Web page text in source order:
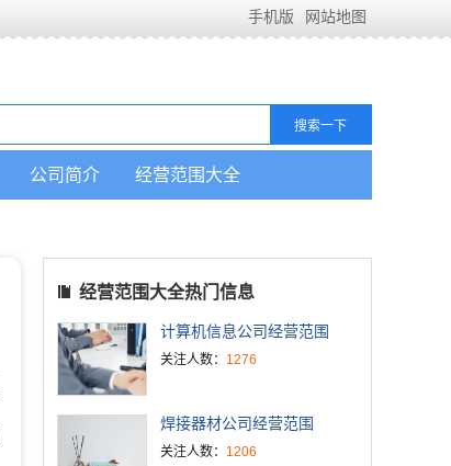
手机版 网站地图
公司简介 经营范围大全
经营范围大全热门信息
计算机信息公司经营范围
关注人数： 1276
焊接器材公司经营范围
关注人数： 1206